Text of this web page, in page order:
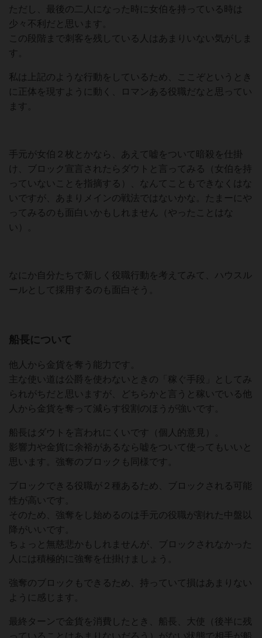
ただし、最後の二人になった時に女伯を持っている時は
少々不利だと思います。
この段階まで刺客を残している人はあまりいない気がしま
す。
私は上記のような行動をしているため、ここぞというとき
に正体を現すように動く、ロマンある役職だなと思ってい
ます。
手元が女伯２枚とかなら、あえて嘘をついて暗殺を仕掛
け、ブロック宣言されたらダウトと言ってみる（女伯を持
っていないことを指摘する）、なんてこともできなくはな
いですが、あまりメインの戦法ではないかな。たまーにや
ってみるのも面白いかもしれません（やったことはな
い）。
なにか自分たちで新しく役職行動を考えてみて、ハウスル
ールとして採用するのも面白そう。
船長について
他人から金貨を奪う能力です。
主な使い道は公爵を使わないときの「稼ぐ手段」としてみ
られがちだと思いますが、どちらかと言うと稼いでいる他
人から金貨を奪って減らす役割のほうが強いです。
船長はダウトを言われにくいです（個人的意見）。
影響力や金貨に余裕があるなら嘘をついて使ってもいいと
思います。強奪のブロックも同様です。
ブロックできる役職が２種あるため、ブロックされる可能
性が高いです。
そのため、強奪をし始めるのは手元の役職が割れた中盤以
降がいいです。
ちょっと無慈悲かもしれませんが、ブロックされなかった
人には積極的に強奪を仕掛けましょう。
強奪のブロックもできるため、持っていて損はあまりない
ように感じます。
最終ターンで金貨を消費したとき、船長、大使（後半に残
っていることはあまりないだろう）がない状態で相手が船